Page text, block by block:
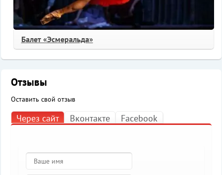
Балет «Эсмеральда»
Отзывы
Оставить свой отзыв
Через сайт Вконтакте Facebook